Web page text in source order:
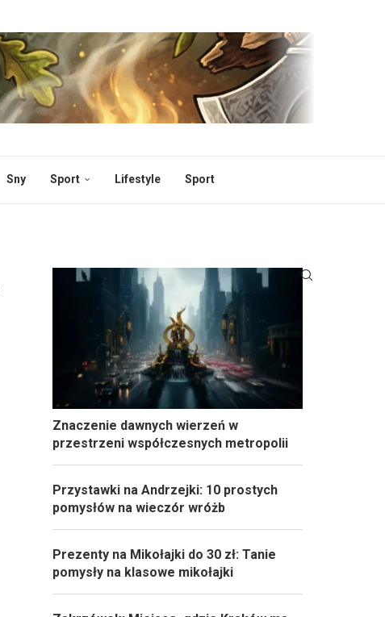
Sny Sport Lifestyle Sport
Znaczenie dawnych wierzeń w
przestrzeni współczesnych metropolii
Przystawki na Andrzejki: 10 prostych
pomysłów na wieczór wróżb
Prezenty na Mikołajki do 30 zł: Tanie
pomysły na klasowe mikołajki